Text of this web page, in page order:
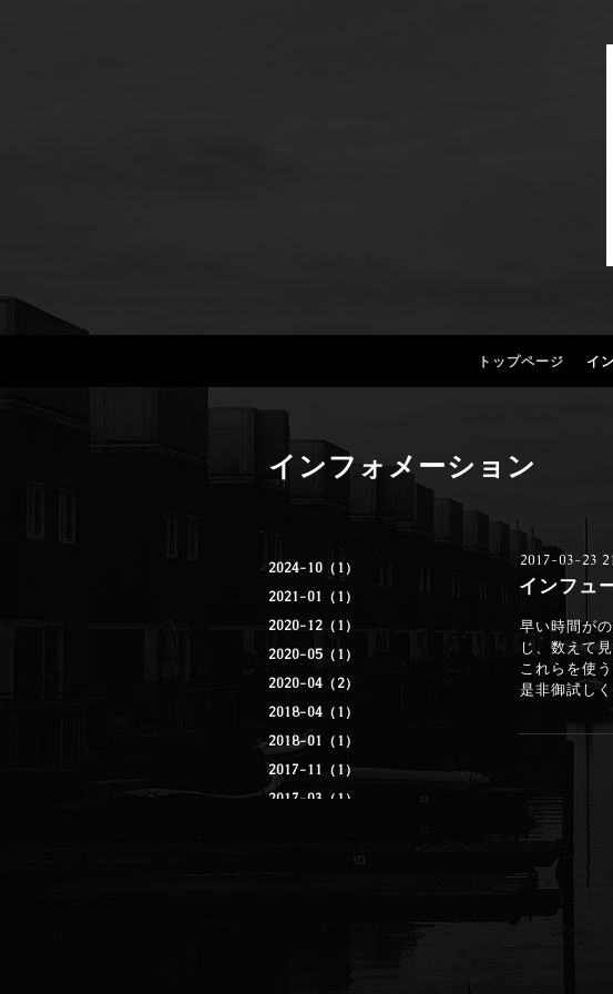
トップページ イ
2024-10（1）
2021-01（1）
2020-12（1）
2020-05（1）
2020-04（2）
2018-04（1）
2018-01（1）
2017-11（1）
2017-03（1）
2016-09（2）
インフォメーション
2017-03-23
インフュ
早い時間が
じ、数えて
これらを使
是非御試し